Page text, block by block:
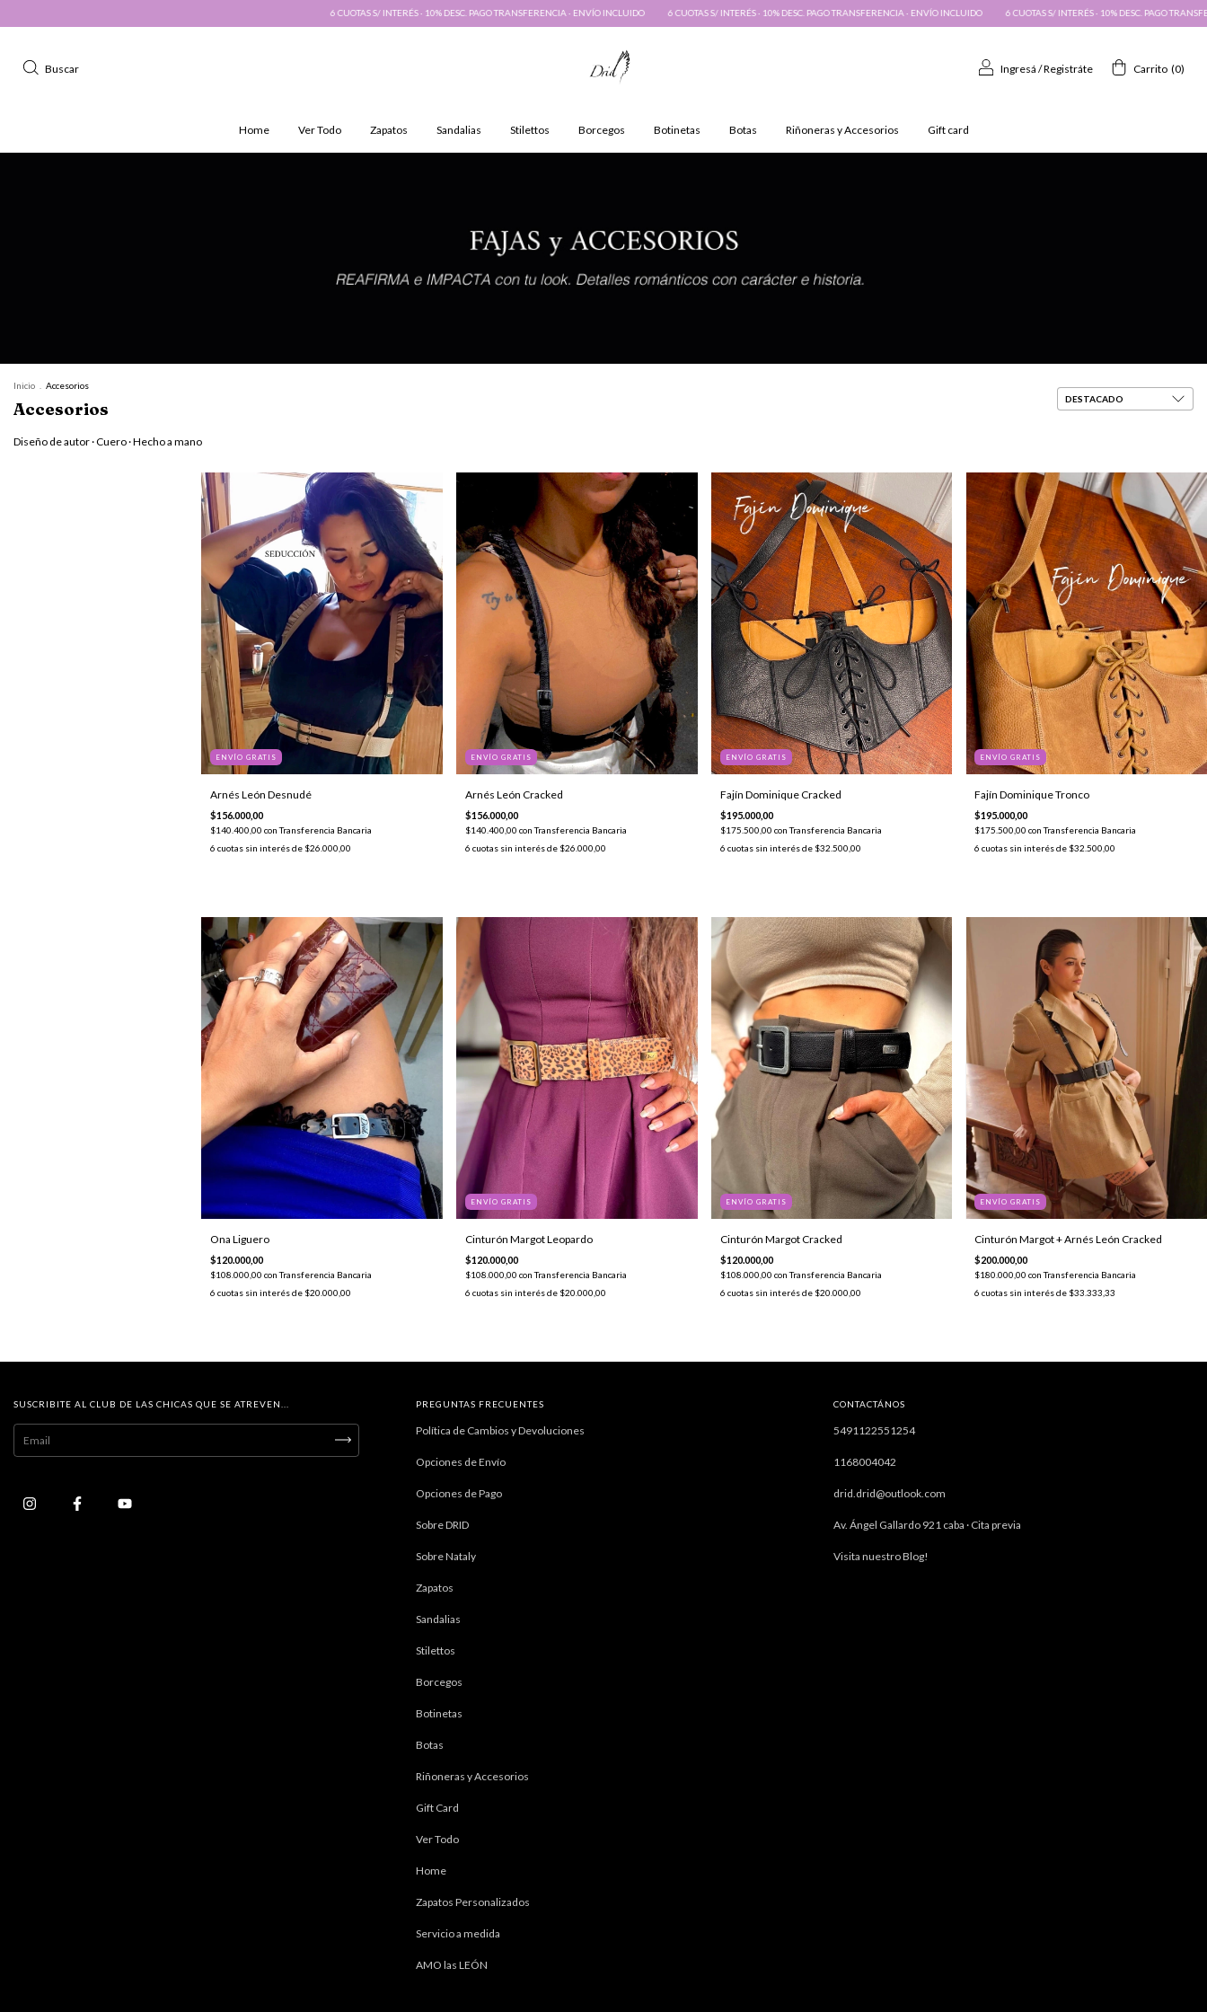
6 CUOTAS S/ INTERÉS · 10% DESC. PAGO TRANSFERENCIA · ENVÍO INCLUIDO 6 CUOTAS S/ INTERÉS · 10% DESC. PAGO TRANSFERENCIA · ENVÍO INCLUIDO 6 CUOTAS S/ INTERÉS · 10% DESC. PAGO TRANSFERENCIA · ENVÍO
Buscar Ingresá /Registráte Carrito (0)
Home Ver Todo Zapatos Sandalias Stilettos Borcegos Botinetas Botas Riñoneras y Accesorios Gift card
Inicio Accesorios
Accesorios
Diseño de autor · Cuero · Hecho a mano
ENVÍO GRATIS
Arnés León Desnudé
$156.000,00
$140.400,00 con Transferencia Bancaria
6 cuotas sin interés de $26.000,00
ENVÍO GRATIS
Arnés León Cracked
$156.000,00
$140.400,00 con Transferencia Bancaria
6 cuotas sin interés de $26.000,00
ENVÍO GRATIS
Fajín Dominique Cracked
$195.000,00
$175.500,00 con Transferencia Bancaria
6 cuotas sin interés de $32.500,00
ENVÍO GRATIS
Fajín Dominique Tronco
$195.000,00
$175.500,00con Transferencia Bancaria
6 cuotas sin interés de $32.500,00
Ona Liguero
$120.000,00
$108.000,00 con Transferencia Bancaria
6 cuotas sin interés de $20.000,00
ENVÍO GRATIS
Cinturón Margot Leopardo
$120.000,00
$108.000,00 con Transferencia Bancaria
6 cuotas sin interés de $20.000,00
ENVÍO GRATIS
Cinturón Margot Cracked
$120.000,00
$108.000,00 con Transferencia Bancaria
6 cuotas sin interés de $20.000,00
ENVÍO GRATIS
Cinturón Margot + Arnés León Cracked
$200.000,00
$180.000,00con Transferencia Bancaria
6 cuotas sin interés de $33.333,33
SUSCRIBITE AL CLUB DE LAS CHICAS QUE SE ATREVEN... PREGUNTAS FRECUENTES
Política de Cambios y Devoluciones
Opciones de Envío
Opciones de Pago
Sobre DRID
Sobre Nataly
Zapatos
Sandalias
Stilettos
Borcegos
Botinetas
Botas
Riñoneras y Accesorios
Gift Card
Ver Todo
Home
Zapatos Personalizados
Servicio a medida
AMO las LEÓN
CONTACTÁNOS
5491122551254
1168004042
drid.drid@outlook.com
Av. Ángel Gallardo 921 caba · Cita previa
Visita nuestro Blog!